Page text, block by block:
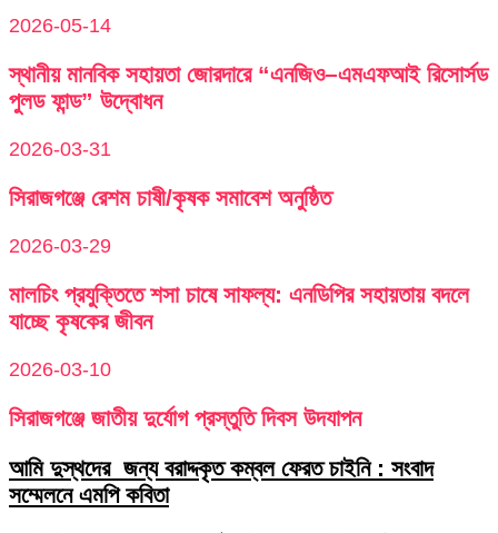
2026-05-14
স্থানীয় মানবিক সহায়তা জোরদারে “এনজিও–এমএফআই রিসোর্সড
পুলড ফান্ড” উদ্বোধন
2026-03-31
সিরাজগঞ্জে রেশম চাষী/কৃষক সমাবেশ অনুষ্ঠিত
2026-03-29
মালচিং প্রযুক্তিতে শসা চাষে সাফল্য: এনডিপির সহায়তায় বদলে
যাচ্ছে কৃষকের জীবন
2026-03-10
সিরাজগঞ্জে জাতীয় দুর্যোগ প্রস্তুতি দিবস উদযাপন
আমি দুস্থদের জন্য বরাদ্দকৃত কম্বল ফেরত চাইনি : সংবাদ
সম্মেলনে এমপি কবিতা